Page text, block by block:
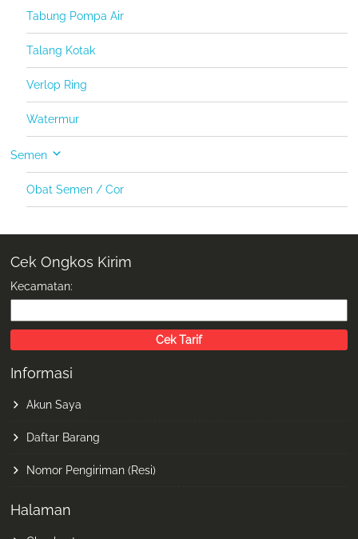
Tabung Pompa Air
Talang Kotak
Verlop Ring
Watermur
Semen
Obat Semen / Cor
Cek Ongkos Kirim
Kecamatan:
Informasi
Akun Saya
Daftar Barang
Nomor Pengiriman (Resi)
Halaman